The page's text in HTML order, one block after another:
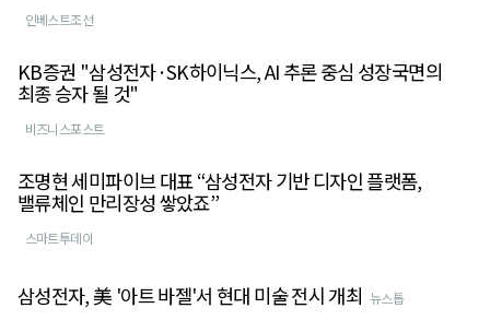
인베스트조선
KB증권 "삼성전자·SK하이닉스, AI 추론 중심 성장국면의
최종 승자 될 것"
비즈니스포스트
조명현 세미파이브 대표 “삼성전자 기반 디자인 플랫폼,
밸류체인 만리장성 쌓았죠”
스마트투데이
삼성전자, 美 '아트 바젤'서 현대 미술 전시 개최 뉴스톱